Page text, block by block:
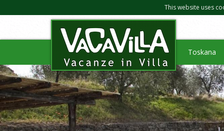
This website uses
Toskana